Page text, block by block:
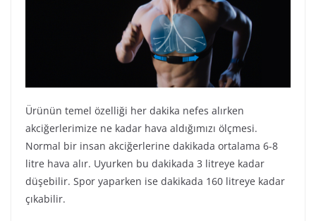
Ürünün temel özelliği her dakika nefes alırken
akciğerlerimize ne kadar hava aldığımızı ölçmesi.
Normal bir insan akciğerlerine dakikada ortalama 6-8
litre hava alır. Uyurken bu dakikada 3 litreye kadar
düşebilir. Spor yaparken ise dakikada 160 litreye kadar
çıkabilir.